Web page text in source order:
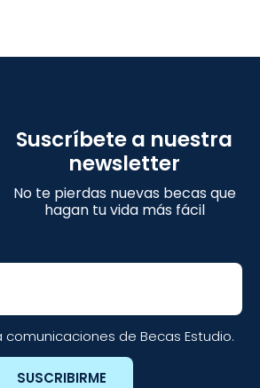
Suscríbete a nuestra
newsletter
No te pierdas nuevas becas que
hagan tu vida más fácil
de Becas Estudio.
SUSCRIBIRME